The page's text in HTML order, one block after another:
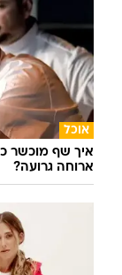
אוכל
איך שף מוכשר
ארוחה גרועה?